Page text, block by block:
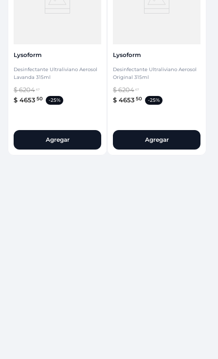
Lysoform
Desinfectante Ultraliviano Aerosol
Lavanda 315ml
$6204 67
$ 4653 50 -25%
Agregar
Lysoform
Desinfectante Ultraliviano Aerosol
Original 315ml
$6204 67
$ 4653 50 -25%
Agregar